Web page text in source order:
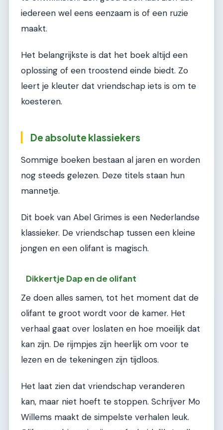
iedereen wel eens eenzaam is of een ruzie
maakt.
Het belangrijkste is dat het boek altijd een
oplossing of een troostend einde biedt. Zo
leert je kleuter dat vriendschap iets is om te
koesteren.
De absolute klassiekers
Sommige boeken bestaan al jaren en worden
nog steeds gelezen. Deze titels staan hun
mannetje.
Dit boek van Abel Grimes is een Nederlandse
klassieker. De vriendschap tussen een kleine
jongen en een olifant is magisch.
Dikkertje Dap en de olifant
Ze doen alles samen, tot het moment dat de
olifant te groot wordt voor de kamer. Het
verhaal gaat over loslaten en hoe moeilijk dat
kan zijn. De rijmpjes zijn heerlijk om voor te
lezen en de tekeningen zijn tijdloos.
Het laat zien dat vriendschap veranderen
kan, maar niet hoeft te stoppen. Schrijver Mo
Willems maakt de simpelste verhalen leuk.